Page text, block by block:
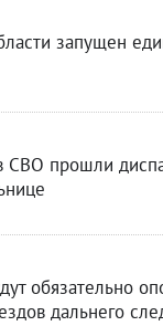
запущен
СВО прошли
обязательно
дальнего